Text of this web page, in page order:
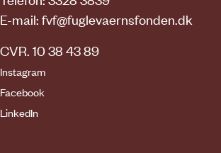
E-mail: fvf@fuglevaernsfonden.dk
CVR. 10 38 43 89
Instagram
Facebook
LinkedIn